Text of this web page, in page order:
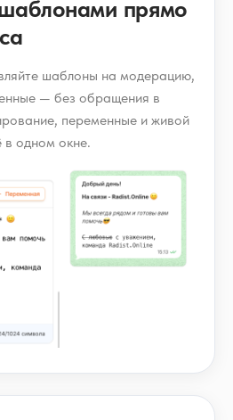
прямо
шаблоны на модерацию,
— без обращения в
переменные и живой
одном окне.